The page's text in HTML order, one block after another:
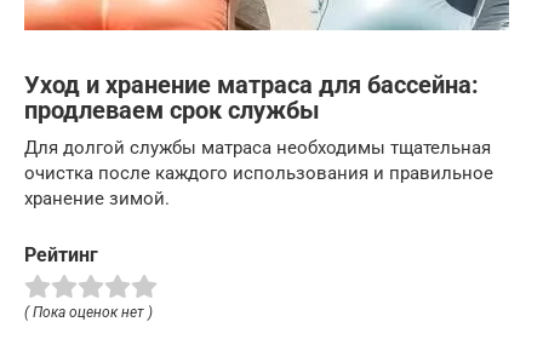
Уход и хранение матраса для бассейна:
продлеваем срок службы
Для долгой службы матраса необходимы тщательная
очистка после каждого использования и правильное
хранение зимой.
Рейтинг
( Пока оценок нет )